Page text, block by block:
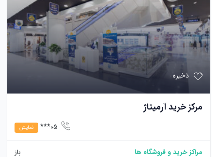
ذخیره
مرکز خرید آرمیتاژ
نمایش
مراکز خرید و فروشگاه ها باز